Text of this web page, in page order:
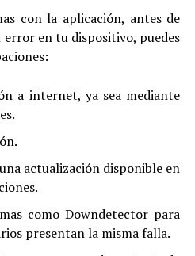
con la aplicación, antes de
error en tu dispositivo, puedes
a internet, ya sea mediante
actualización disponible en
como Downdetector para
presentan la misma falla.